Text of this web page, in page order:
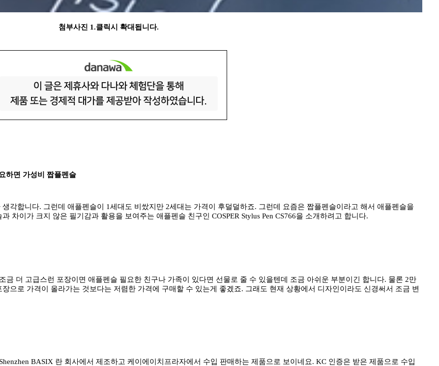
첨부사진 1.클릭시 확대됩니다.
하면 가성비 짭플펜슬
각합니다. 그런데 애플펜슬이 1세대도 비쌌지만 2세대는 가격이 후덜덜하죠. 그런데 요즘은 짭플펜슬이라고 해서 애플펜슬을
차이가 크지 않은 필기감과 활용을 보여주는 애플펜슬 친구인 COSPER Stylus Pen CS766을 소개하려고 합니다.
금 더 고급스런 포장이면 애플펜슬 필요한 친구나 가족이 있다면 선물로 줄 수 있을텐데 조금 아쉬운 부분이긴 합니다. 물론 2만
으로 가격이 올라가는 것보다는 저렴한 가격에 구매할 수 있는게 좋겠죠. 그래도 현재 상황에서 디자인이라도 신경써서 조금 변
BASIX 란 회사에서 제조하고 케이에이치프라자에서 수입 판매하는 제품으로 보이네요. KC 인증은 받은 제품으로 수입